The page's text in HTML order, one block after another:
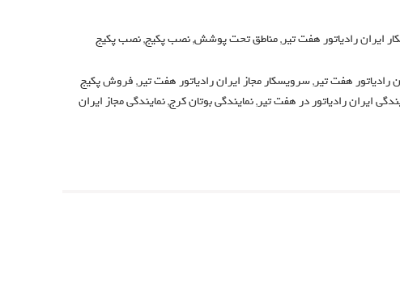
ایران رادیاتور هفت تیر,مناطق تحت پوشش,نصب پکیج,نصب پکیج
رادیاتور هفت تیر,سرویسکار مجاز ایران رادیاتور هفت تیر,فروش پکیج
ایران رادیاتور در هفت تیر,نمایندگی بوتان کرج,نمایندگی مجاز ایران